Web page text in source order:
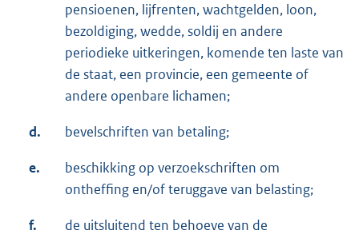
pensioenen, lijfrenten, wachtgelden, loon,
bezoldiging, wedde, soldij en andere
periodieke uitkeringen, komende ten laste van
de staat, een provincie, een gemeente of
andere openbare lichamen;
d. bevelschriften van betaling;
e.
beschikking op verzoekschriften om
ontheffing en/of teruggave van belasting;
f.
de uitsluitend ten behoeve van de